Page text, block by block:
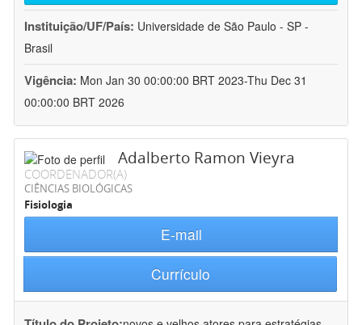
Instituição/UF/País: Universidade de São Paulo - SP -
Brasil
Vigência: Mon Jan 30 00:00:00 BRT 2023-Thu Dec 31
00:00:00 BRT 2026
Adalberto Ramon Vieyra
COORDENADOR(A)
CIÊNCIAS BIOLÓGICAS
Fisiologia
E-mail
Currículo